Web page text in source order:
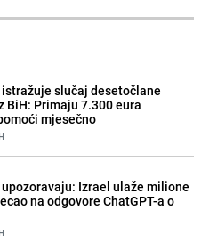
slučaj desetočlane
BiH: Primaju 7.300 eura
mjesečno
Izrael ulaže milione
na odgovore ChatGPT-a o